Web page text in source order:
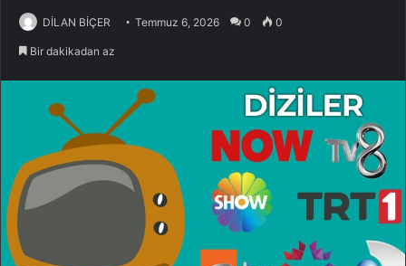
DİLAN BİÇER Temmuz 6, 2026 0 0
Bir dakikadan az